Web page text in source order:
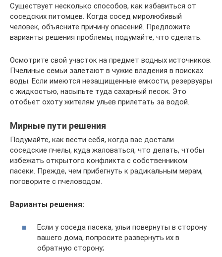
Существует несколько способов, как избавиться от
соседских питомцев. Когда сосед миролюбивый
человек, объясните причину опасений. Предложите
варианты решения проблемы, подумайте, что сделать.
Осмотрите свой участок на предмет водных источников.
Пчелиные семьи залетают в чужие владения в поисках
воды. Если имеются незащищенные емкости, резервуары
с жидкостью, насыпьте туда сахарный песок. Это
отобьет охоту жителям ульев прилетать за водой.
Мирные пути решения
Подумайте, как вести себя, когда вас достали
соседские пчелы, куда жаловаться, что делать, чтобы
избежать открытого конфликта с собственником
пасеки. Прежде, чем прибегнуть к радикальным мерам,
поговорите с пчеловодом.
Варианты решения:
Если у соседа пасека, ульи повернуты в сторону
вашего дома, попросите развернуть их в
обратную сторону;